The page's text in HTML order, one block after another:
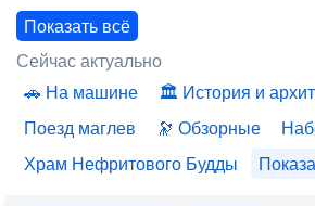
Показать всё
Сейчас актуально
На машине
История и
Поезд маглев
Обзорные
Храм Нефритового Будды